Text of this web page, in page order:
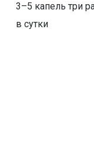
3–5 капель три
в сутки